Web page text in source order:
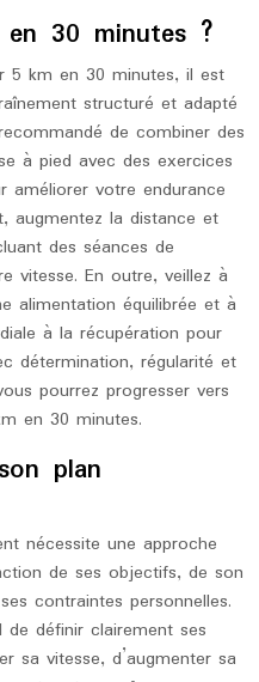
30 minutes ?
5 km en 30 minutes, il est
structuré et adapté
de combiner des
à pied avec des exercices
améliorer votre endurance
augmentez la distance et
des séances de
vitesse. En outre, veillez à
alimentation équilibrée et à
à la récupération pour
détermination, régularité et
pourrez progresser vers
en 30 minutes.
plan
nécessite une approche
de ses objectifs, de son
contraintes personnelles.
définir clairement ses
sa vitesse, d’augmenter sa